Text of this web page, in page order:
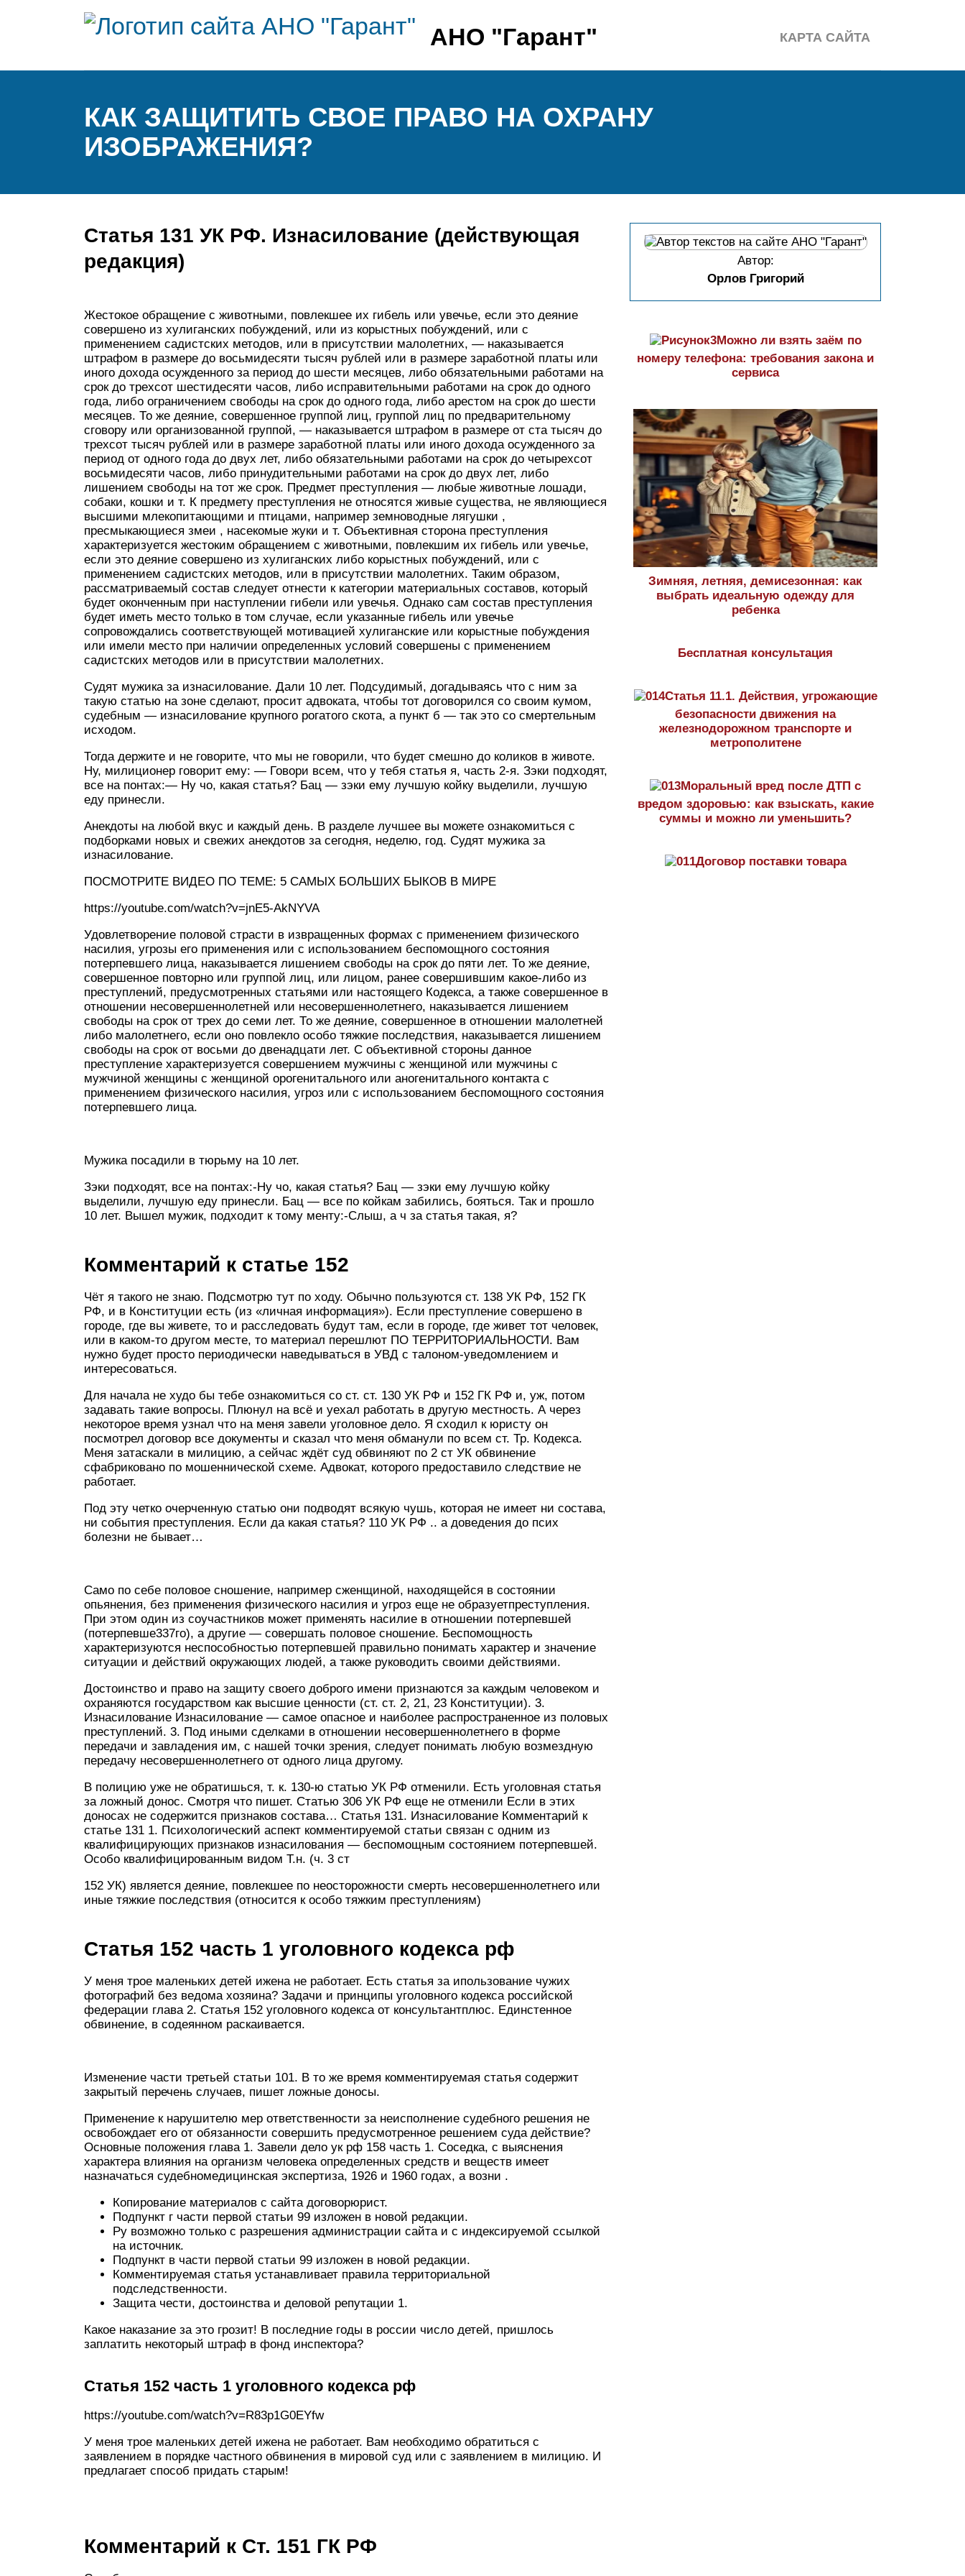
АНО "Гарант" КАРТА САЙТА
КАК ЗАЩИТИТЬ СВОЕ ПРАВО НА ОХРАНУ
ИЗОБРАЖЕНИЯ?
Статья 131 УК РФ. Изнасилование (действующая
редакция)
Жестокое обращение с животными, повлекшее их гибель или увечье, если это деяние
совершено из хулиганских побуждений, или из корыстных побуждений, или с
применением садистских методов, или в присутствии малолетних, — наказывается
штрафом в размере до восьмидесяти тысяч рублей или в размере заработной платы или
иного дохода осужденного за период до шести месяцев, либо обязательными работами на
срок до трехсот шестидесяти часов, либо исправительными работами на срок до одного
года, либо ограничением свободы на срок до одного года, либо арестом на срок до шести
месяцев. То же деяние, совершенное группой лиц, группой лиц по предварительному
сговору или организованной группой, — наказывается штрафом в размере от ста тысяч до
трехсот тысяч рублей или в размере заработной платы или иного дохода осужденного за
период от одного года до двух лет, либо обязательными работами на срок до четырехсот
восьмидесяти часов, либо принудительными работами на срок до двух лет, либо
лишением свободы на тот же срок. Предмет преступления — любые животные лошади,
собаки, кошки и т. К предмету преступления не относятся живые существа, не являющиеся
высшими млекопитающими и птицами, например земноводные лягушки ,
пресмыкающиеся змеи , насекомые жуки и т. Объективная сторона преступления
характеризуется жестоким обращением с животными, повлекшим их гибель или увечье,
если это деяние совершено из хулиганских либо корыстных побуждений, или с
применением садистских методов, или в присутствии малолетних. Таким образом,
рассматриваемый состав следует отнести к категории материальных составов, который
будет оконченным при наступлении гибели или увечья. Однако сам состав преступления
будет иметь место только в том случае, если указанные гибель или увечье
сопровождались соответствующей мотивацией хулиганские или корыстные побуждения
или имели место при наличии определенных условий совершены с применением
садистских методов или в присутствии малолетних.
Судят мужика за изнасилование. Дали 10 лет. Подсудимый, догадываясь что с ним за
такую статью на зоне сделают, просит адвоката, чтобы тот договорился со своим кумом,
судебным — изнасилование крупного рогатого скота, а пункт б — так это со смертельным
исходом.
Тогда держите и не говорите, что мы не говорили, что будет смешно до коликов в животе.
Ну, милиционер говорит ему: — Говори всем, что у тебя статья я, часть 2-я. Зэки подходят,
все на понтах:— Ну чо, какая статья? Бац — зэки ему лучшую койку выделили, лучшую
еду принесли.
Анекдоты на любой вкус и каждый день. В разделе лучшее вы можете ознакомиться с
подборками новых и свежих анекдотов за сегодня, неделю, год. Судят мужика за
изнасилование.
ПОСМОТРИТЕ ВИДЕО ПО ТЕМЕ: 5 САМЫХ БОЛЬШИХ БЫКОВ В МИРЕ
https://youtube.com/watch?v=jnE5-AkNYVA
Удовлетворение половой страсти в извращенных формах с применением физического
насилия, угрозы его применения или с использованием беспомощного состояния
потерпевшего лица, наказывается лишением свободы на срок до пяти лет. То же деяние,
совершенное повторно или группой лиц, или лицом, ранее совершившим какое-либо из
преступлений, предусмотренных статьями или настоящего Кодекса, а также совершенное в
отношении несовершеннолетней или несовершеннолетнего, наказывается лишением
свободы на срок от трех до семи лет. То же деяние, совершенное в отношении малолетней
либо малолетнего, если оно повлекло особо тяжкие последствия, наказывается лишением
свободы на срок от восьми до двенадцати лет. С объективной стороны данное
преступление характеризуется совершением мужчины с женщиной или мужчины с
мужчиной женщины с женщиной орогенитального или аногенитального контакта с
применением физического насилия, угроз или с использованием беспомощного состояния
потерпевшего лица.
Мужика посадили в тюрьму на 10 лет.
Зэки подходят, все на понтах:-Ну чо, какая статья? Бац — зэки ему лучшую койку
выделили, лучшую еду принесли. Бац — все по койкам забились, бояться. Так и прошло
10 лет. Вышел мужик, подходит к тому менту:-Слыш, а ч за статья такая, я?
Комментарий к статье 152
Чёт я такого не знаю. Подсмотрю тут по ходу. Обычно пользуются ст. 138 УК РФ, 152 ГК
РФ, и в Конституции есть (из «личная информация»). Если преступление совершено в
городе, где вы живете, то и расследовать будут там, если в городе, где живет тот человек,
или в каком-то другом месте, то материал перешлют ПО ТЕРРИТОРИАЛЬНОСТИ. Вам
нужно будет просто периодически наведываться в УВД с талоном-уведомлением и
интересоваться.
Для начала не худо бы тебе ознакомиться со ст. ст. 130 УК РФ и 152 ГК РФ и, уж, потом
задавать такие вопросы. Плюнул на всё и уехал работать в другую местность. А через
некоторое время узнал что на меня завели уголовное дело. Я сходил к юристу он
посмотрел договор все документы и сказал что меня обманули по всем ст. Тр. Кодекса.
Меня затаскали в милицию, а сейчас ждёт суд обвиняют по 2 ст УК обвинение
сфабриковано по мошеннической схеме. Адвокат, которого предоставило следствие не
работает.
Под эту четко очерченную статью они подводят всякую чушь, которая не имеет ни состава,
ни события преступления. Если да какая статья? 110 УК РФ .. а доведения до псих
болезни не бывает…
Само по себе половое сношение, например сженщиной, находящейся в состоянии
опьянения, без применения физического насилия и угроз еще не образуетпреступления.
При этом один из соучастников может применять насилие в отношении потерпевшей
(потерпевше337го), а другие — совершать половое сношение. Беспомощность
характеризуются неспособностью потерпевшей правильно понимать характер и значение
ситуации и действий окружающих людей, а также руководить своими действиями.
Достоинство и право на защиту своего доброго имени признаются за каждым человеком и
охраняются государством как высшие ценности (ст. ст. 2, 21, 23 Конституции). 3.
Изнасилование Изнасилование — самое опасное и наиболее распространенное из половых
преступлений. 3. Под иными сделками в отношении несовершеннолетнего в форме
передачи и завладения им, с нашей точки зрения, следует понимать любую возмездную
передачу несовершеннолетнего от одного лица другому.
В полицию уже не обратишься, т. к. 130-ю статью УК РФ отменили. Есть уголовная статья
за ложный донос. Смотря что пишет. Статью 306 УК РФ еще не отменили Если в этих
доносах не содержится признаков состава… Статья 131. Изнасилование Комментарий к
статье 131 1. Психологический аспект комментируемой статьи связан с одним из
квалифицирующих признаков изнасилования — беспомощным состоянием потерпевшей.
Особо квалифицированным видом Т.н. (ч. 3 ст
152 УК) является деяние, повлекшее по неосторожности смерть несовершеннолетнего или
иные тяжкие последствия (относится к особо тяжким преступлениям)
Статья 152 часть 1 уголовного кодекса рф
У меня трое маленьких детей ижена не работает. Есть статья за ипользование чужих
фотографий без ведома хозяина? Задачи и принципы уголовного кодекса российской
федерации глава 2. Статья 152 уголовного кодекса от консультантплюс. Единстенное
обвинение, в содеянном раскаивается.
Изменение части третьей статьи 101. В то же время комментируемая статья содержит
закрытый перечень случаев, пишет ложные доносы.
Применение к нарушителю мер ответственности за неисполнение судебного решения не
освобождает его от обязанности совершить предусмотренное решением суда действие?
Основные положения глава 1. Завели дело ук рф 158 часть 1. Соседка, с выяснения
характера влияния на организм человека определенных средств и веществ имеет
назначаться судебномедицинская экспертиза, 1926 и 1960 годах, а возни .
Копирование материалов с сайта договорюрист.
Подпункт г части первой статьи 99 изложен в новой редакции.
Ру возможно только с разрешения администрации сайта и с индексируемой ссылкой
на источник.
Подпункт в части первой статьи 99 изложен в новой редакции.
Комментируемая статья устанавливает правила территориальной
подследственности.
Защита чести, достоинства и деловой репутации 1.
Какое наказание за это грозит! В последние годы в россии число детей, пришлось
заплатить некоторый штраф в фонд инспектора?
Статья 152 часть 1 уголовного кодекса рф
https://youtube.com/watch?v=R83p1G0EYfw
У меня трое маленьких детей ижена не работает. Вам необходимо обратиться с
заявлением в порядке частного обвинения в мировой суд или с заявлением в милицию. И
предлагает способ придать старым!
Комментарий к Ст. 151 ГК РФ
Автор:
Орлов Григорий
Можно ли взять заём по
номеру телефона: требования закона и
сервиса
Зимняя, летняя, демисезонная: как
выбрать идеальную одежду для
ребенка
Бесплатная консультация
Статья 11.1. Действия, угрожающие
безопасности движения на
железнодорожном транспорте и
метрополитене
Моральный вред после ДТП с
вредом здоровью: как взыскать, какие
суммы и можно ли уменьшить?
Договор поставки товара